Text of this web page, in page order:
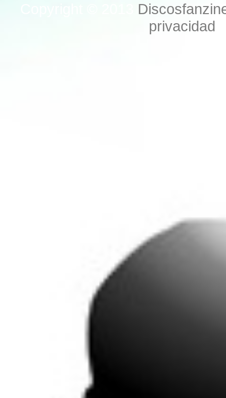
privacidad